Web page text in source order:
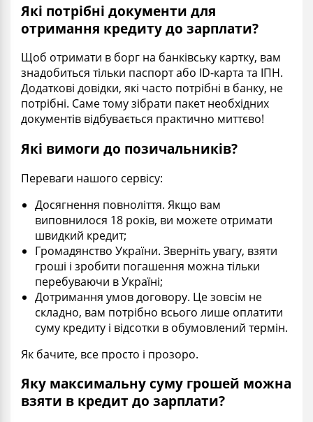
Які потрібні документи для
отримання кредиту до зарплати?
Щоб отримати в борг на банківську картку, вам
знадобиться тільки паспорт або ID-карта та ІПН.
Додаткові довідки, які часто потрібні в банку, не
потрібні. Саме тому зібрати пакет необхідних
документів відбувається практично миттєво!
Які вимоги до позичальників?
Переваги нашого сервісу:
Досягнення повноліття. Якщо вам
виповнилося 18 років, ви можете отримати
швидкий кредит;
Громадянство України. Зверніть увагу, взяти
гроші і зробити погашення можна тільки
перебуваючи в Україні;
Дотримання умов договору. Це зовсім не
складно, вам потрібно всього лише оплатити
суму кредиту і відсотки в обумовлений термін.
Як бачите, все просто і прозоро.
Яку максимальну суму грошей можна
взяти в кредит до зарплати?